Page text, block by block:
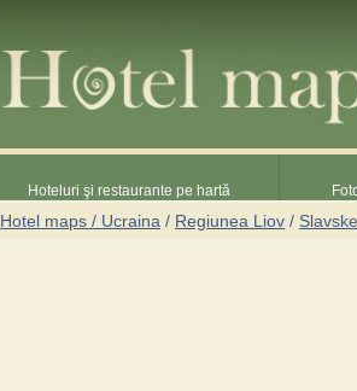
Hoteluri şi restaurante pe hartă
Hotel maps / Ucraina / Regiunea Liov / Slavske